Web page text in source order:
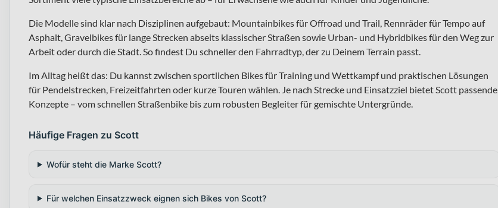
Die Modelle sind klar nach Disziplinen aufgebaut: Mountainbikes für Offroad und Trail, Rennräder für Tempo auf
Asphalt, Gravelbikes für lange Strecken abseits klassischer Straßen sowie Urban- und Hybridbikes für den Weg zur
Arbeit oder durch die Stadt. So findest Du schneller den Fahrradtyp, der zu Deinem Terrain passt.
Im Alltag heißt das: Du kannst zwischen sportlichen Bikes für Training und Wettkampf und praktischen Lösungen
für Pendelstrecken, Freizeitfahrten oder kurze Touren wählen. Je nach Strecke und Einsatzziel bietet Scott passende
Konzepte – vom schnellen Straßenbike bis zum robusten Begleiter für gemischte Untergründe.
Häufige Fragen zu Scott
Wofür steht die Marke Scott?
Für welchen Einsatzzweck eignen sich Bikes von Scott?